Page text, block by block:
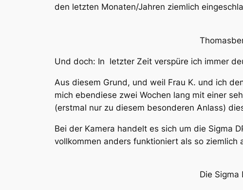
den letzten Monaten/Jahren ziemlich
Und doch: In letzter Zeit verspüre ich immer
Aus diesem Grund, und weil Frau K. und ich
mich ebendiese zwei Wochen lang mit einer
(erstmal nur zu diesem besonderen Anlass)
Bei der Kamera handelt es sich um die Sigma
vollkommen anders funktioniert als so
Die Sigma